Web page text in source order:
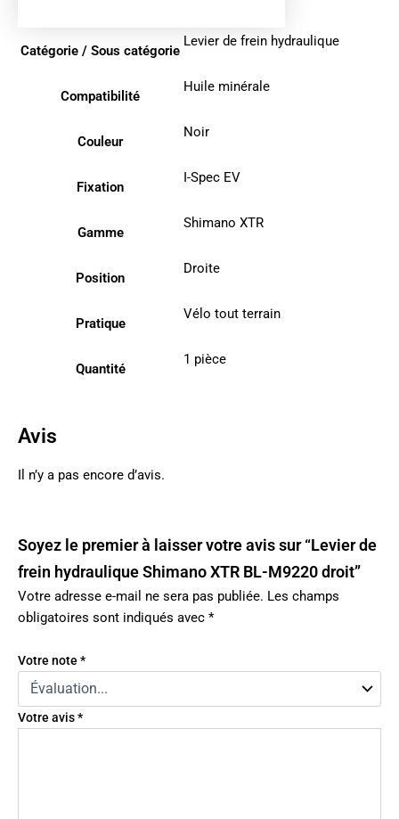
Catégorie / Sous catégorie
Levier de frein hydraulique
Compatibilité
Huile minérale
Couleur
Noir
Fixation
I-Spec EV
Gamme
Shimano XTR
Position
Droite
Pratique
Vélo tout terrain
Quantité
1 pièce
Avis
Il n’y a pas encore d’avis.
Soyez le premier à laisser votre avis sur “Levier de
frein hydraulique Shimano XTR BL-M9220 droit”
Votre adresse e-mail ne sera pas publiée. Les champs
obligatoires sont indiqués avec *
Votre note *
Votre avis*